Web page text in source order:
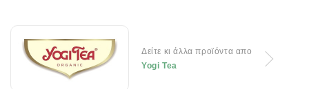
Δείτε κι άλλα προϊόντα απο
Yogi Tea